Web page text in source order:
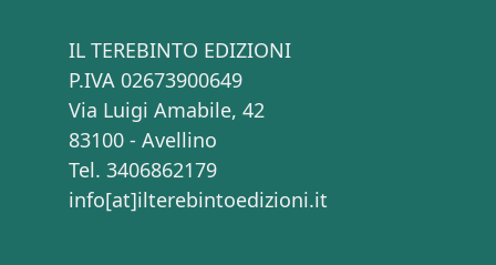
IL TEREBINTO EDIZIONI
P.IVA 02673900649
Via Luigi Amabile, 42
83100 - Avellino
Tel. 3406862179
info[at]ilterebintoedizioni.it